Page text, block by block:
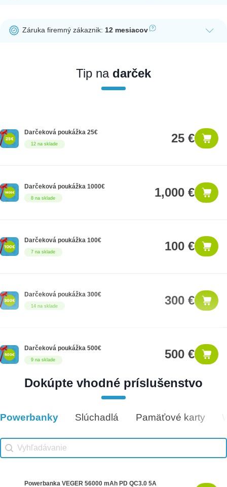
potrebná registrácia zákazníckeho účtu.
Záruka firemný zákaznik:12 mesiacov
nakupovať ako firemný zákazník, musíte sa pred nákupom
registrovať. Registrácia podlieha overeniu.
Tip nadarček
12 na sklade
Darčeková poukážka 25€ 25 €
8 na sklade
Darčeková poukážka 1000€ 1,000 €
7 na sklade
Darčeková poukážka 100€ 100 €
14 na sklade
Darčeková poukážka 300€ 300 €
9 na sklade
Darčeková poukážka 500€ 500 €
5 na sklade
Dokúpte vhodné príslušenstvo
Vhodné príslušenstvo
Powerbanky Slúchadlá Pamäťové karty
Vhodné príslušenstvo search
Search content
Powerbanka VEGER 56000 mAh PD QC3.0 5A